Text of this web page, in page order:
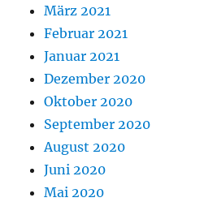
März 2021
Februar 2021
Januar 2021
Dezember 2020
Oktober 2020
September 2020
August 2020
Juni 2020
Mai 2020